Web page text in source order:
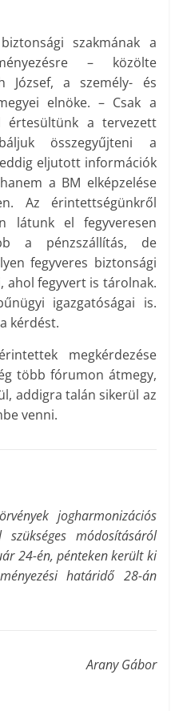
szakmának a
– közölte
József, a személy- és
elnöke. – Csak a
értesültünk a tervezett
összegyűjteni a
eljutott információk
a BM elképzelése
Az érintettségünkről
látunk el fegyveresen
a pénzszállítás, de
fegyveres biztonsági
ahol fegyvert is tárolnak.
igazgatóságai is.
kérdést.
megkérdezése
több fórumon átmegy,
addigra talán sikerül az
venni.
jogharmonizációs
módosításáról
24-én, pénteken került ki
határidő 28-án
Arany Gábor